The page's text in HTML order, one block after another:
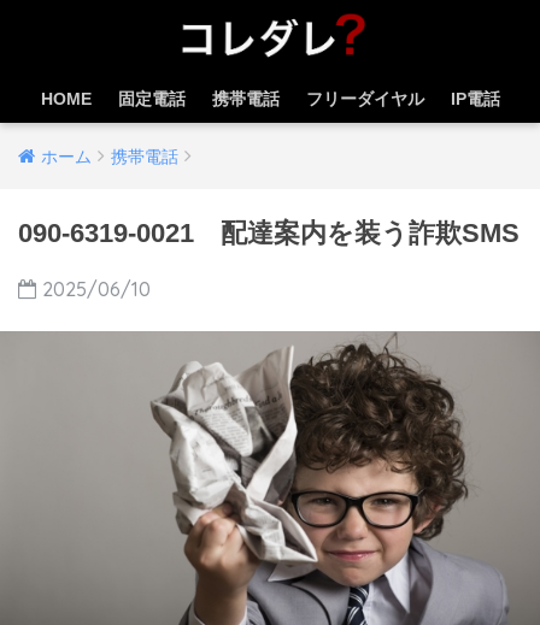
HOME 固定電話 携帯電話 フリーダイヤル IP電話
ホーム 携帯電話
090-6319-0021 配達案内を装う詐欺SMS
2025/06/10